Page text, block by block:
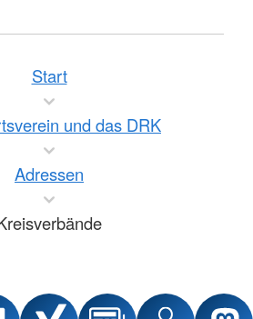
Start
und das DRK
Adressen